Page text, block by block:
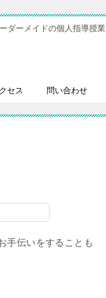
ーメイドの個人指導授
セス 問い合わせ
手伝いをすることも